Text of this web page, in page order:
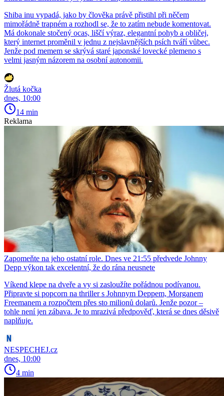
Shiba inu vypadá, jako by člověka právě přistihl při něčem
mimořádně trapném a rozhodl se, že to zatím nebude komentovat.
Má dokonale stočený ocas, liščí výraz, elegantní pohyb a obličej,
který internet proměnil v jednu z nejslavnějších psích tváří vůbec.
Jenže pod memem se skrývá staré japonské lovecké plemeno s
velmi jasným názorem na osobní autonomii.
Žlutá kočka
dnes, 10:00
14 min
Reklama
Zapomeňte na jeho ostatní role. Dnes ve 21:55 předvede Johnny
Depp výkon tak excelentní, že do rána neusnete
Víkend klepe na dveře a vy si zasloužíte pořádnou podívanou.
Připravte si popcorn na thriller s Johnnym Deppem, Morganem
Freemanem a rozpočtem přes sto milionů dolarů. Jenže pozor –
tohle není jen zábava. Je to mrazivá předpověď, která se dnes děsivě
naplňuje.
NESPECHEJ.cz
dnes, 10:00
4 min